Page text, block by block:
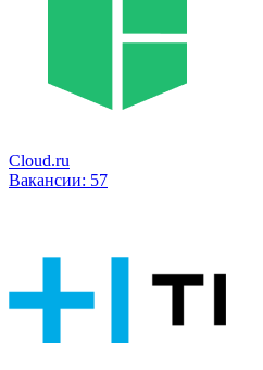
Cloud.ru
Вакансии: 57